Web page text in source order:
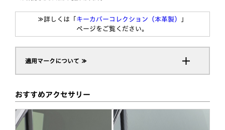
≫詳しくは「 キーカバーコレクション（本革製）
」
ページをご覧ください。
適用マークについて ≫
おすすめアクセサリー